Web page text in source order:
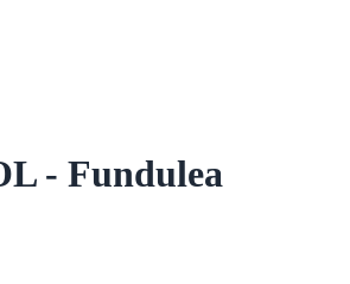
- Fundulea